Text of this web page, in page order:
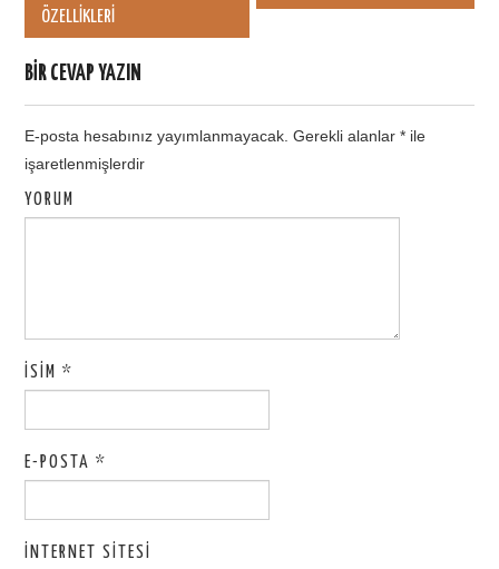
Post navigation
ÖZELLIKLERI
BIR CEVAP YAZIN
E-posta hesabınız yayımlanmayacak. Gerekli alanlar* ile
işaretlenmişlerdir
YORUM
İSIM*
E-POSTA*
İNTERNET SITESI